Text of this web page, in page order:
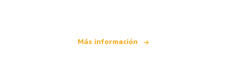
Más información